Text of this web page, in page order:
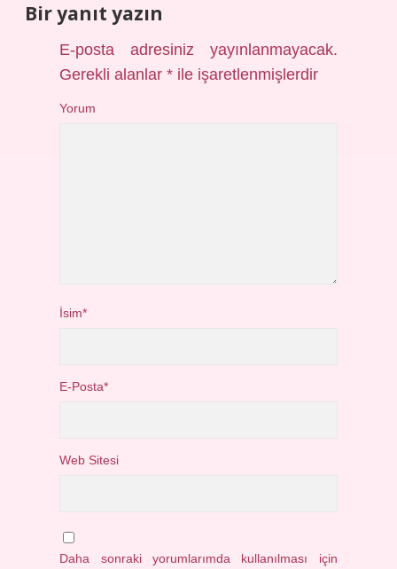
Bir yanıt yazın
E-posta adresiniz yayınlanmayacak.
Gerekli alanlar* ile işaretlenmişlerdir
Yorum
İsim*
E-Posta*
Web Sitesi
Daha sonraki yorumlarımda kullanılması için